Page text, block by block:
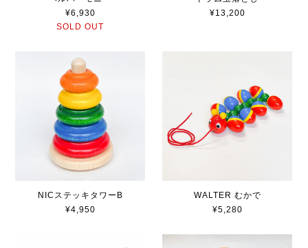
¥6,930
SOLD OUT
¥13,200
NICステッキタワーB
¥4,950
WALTER むかで
¥5,280